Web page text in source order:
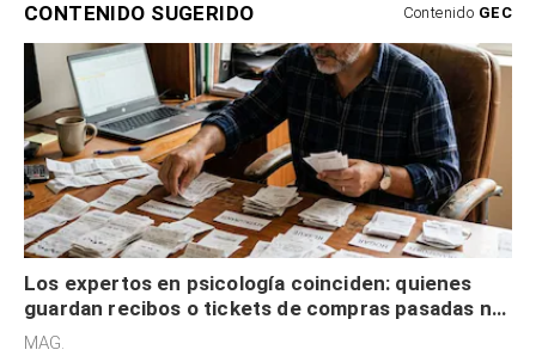
CONTENIDO SUGERIDO Contenido GEC
Los expertos en psicología coinciden: quienes
guardan recibos o tickets de compras pasadas no
son acumuladores, sino que tienen necesidad de
MAG.